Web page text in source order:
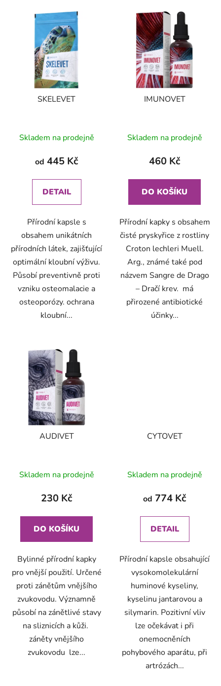
SKELEVET
Skladem na prodejně
od 445 Kč
DETAIL
Přírodní kapsle s
obsahem unikátních
přírodních látek, zajišťující
optimální kloubní výživu.
Působí preventivně proti
vzniku osteomalacie a
osteoporózy. ochrana
kloubní...
IMUNOVET
Skladem na prodejně
460 Kč
DO KOŠÍKU
Přírodní kapky s obsahem
čisté pryskyřice z rostliny
Croton lechleri Muell.
Arg., známé také pod
názvem Sangre de Drago
– Dračí krev. má
přirozené antibiotické
účinky...
AUDIVET
Skladem na prodejně
230 Kč
DO KOŠÍKU
Bylinné přírodní kapky
pro vnější použití. Určené
proti zánětům vnějšího
zvukovodu. Významně
působí na zánětlivé stavy
na sliznicích a kůži.
záněty vnějšího
zvukovodu lze...
CYTOVET
Skladem na prodejně
od 774 Kč
DETAIL
Přírodní kapsle obsahující
vysokomolekulární
huminové kyseliny,
kyselinu jantarovou a
silymarin. Pozitivní vliv
lze očekávat i při
onemocněních
pohybového aparátu, při
artrózách...